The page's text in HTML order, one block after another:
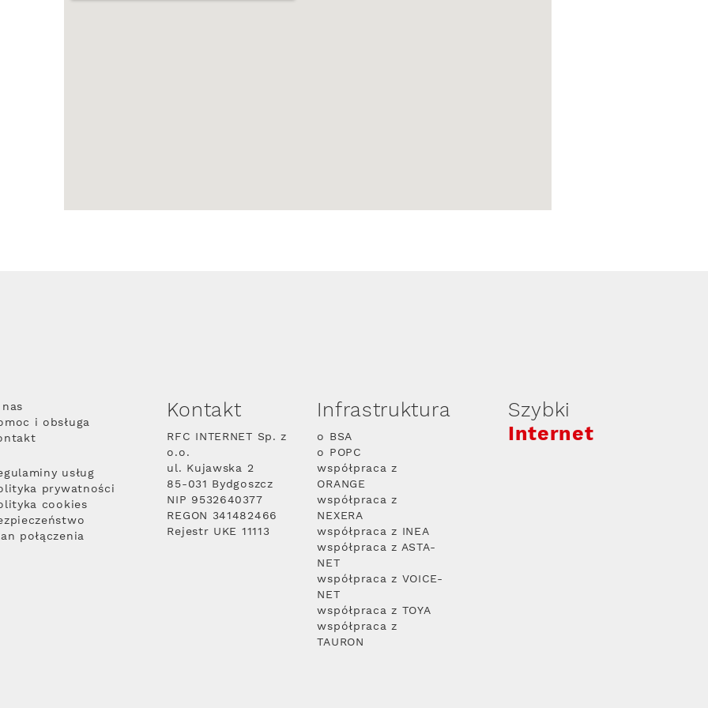
i obsługa
usług
prywatności
cookies
połączenia
Kontakt
RFC INTERNET Sp. z
o.o.
ul. Kujawska 2
85-031 Bydgoszcz
NIP 9532640377
REGON 341482466
Rejestr UKE 11113
Infrastruktura
o BSA
o POPC
współpraca z
ORANGE
współpraca z
NEXERA
współpraca z INEA
współpraca z ASTA-
NET
współpraca z VOICE-
NET
współpraca z TOYA
współpraca z
TAURON
Szybki
Internet